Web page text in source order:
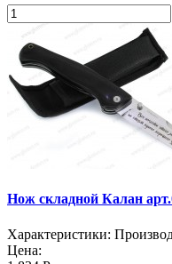
Нож складной Калан
Характеристики:
Цена: